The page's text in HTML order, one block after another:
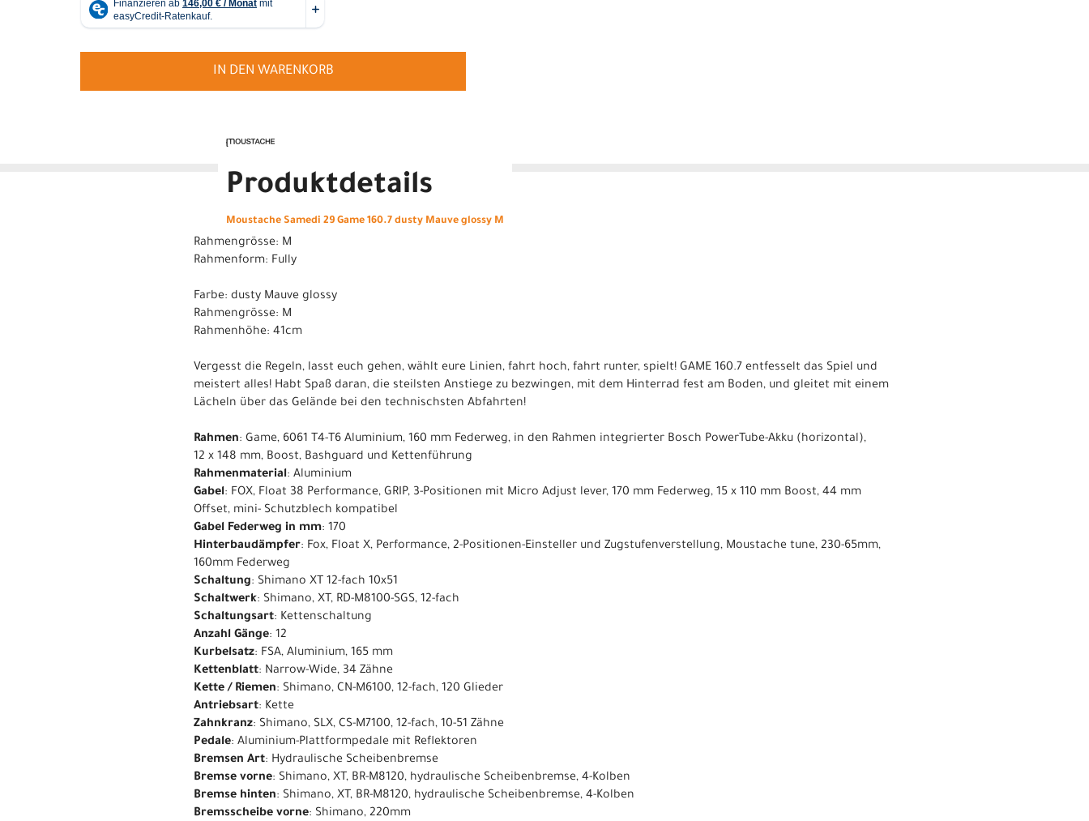
IN DEN WARENKORB
Produktdetails
Moustache Samedi 29 Game 160.7 dusty Mauve glossy M
Rahmengrösse: M
Rahmenform: Fully
Farbe: dusty Mauve glossy
Rahmengrösse: M
Rahmenhöhe: 41cm
Vergesst die Regeln, lasst euch gehen, wählt eure Linien, fahrt hoch, fahrt runter, spielt! GAME 160.7 entfesselt das Spiel und
meistert alles! Habt Spaß daran, die steilsten Anstiege zu bezwingen, mit dem Hinterrad fest am Boden, und gleitet mit einem
Lächeln über das Gelände bei den technischsten Abfahrten!
Rahmen: Game, 6061 T4-T6 Aluminium, 160 mm Federweg, in den Rahmen integrierter Bosch PowerTube-Akku (horizontal),
12 x 148 mm, Boost, Bashguard und Kettenführung
Rahmenmaterial: Aluminium
Gabel: FOX, Float 38 Performance, GRIP, 3-Positionen mit Micro Adjust lever, 170 mm Federweg, 15 x 110 mm Boost, 44 mm
Offset, mini- Schutzblech kompatibel
Gabel Federweg in mm: 170
Hinterbaudämpfer: Fox, Float X, Performance, 2-Positionen-Einsteller und Zugstufenverstellung, Moustache tune, 230-65mm,
160mm Federweg
Schaltung: Shimano XT 12-fach 10x51
Schaltwerk: Shimano, XT, RD-M8100-SGS, 12-fach
Schaltungsart: Kettenschaltung
Anzahl Gänge: 12
Kurbelsatz: FSA, Aluminium, 165 mm
Kettenblatt: Narrow-Wide, 34 Zähne
Kette / Riemen: Shimano, CN-M6100, 12-fach, 120 Glieder
Antriebsart: Kette
Zahnkranz: Shimano, SLX, CS-M7100, 12-fach, 10-51 Zähne
Pedale: Aluminium-Plattformpedale mit Reflektoren
Bremsen Art: Hydraulische Scheibenbremse
Bremse vorne: Shimano, XT, BR-M8120, hydraulische Scheibenbremse, 4-Kolben
Bremse hinten: Shimano, XT, BR-M8120, hydraulische Scheibenbremse, 4-Kolben
Bremsscheibe vorne: Shimano, 220mm